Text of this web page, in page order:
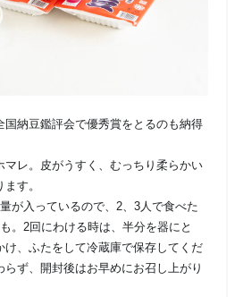
国納豆鑑評会で優秀賞をとるのも納得
マレ。皮がうすく、むっちり柔らかい
す。
が入っているので、2、3人で食べた
。2回にわける時は、半分を器にと
け、ふたをして冷蔵庫で保存してくだ
ず、開封後はお早めにお召し上がり